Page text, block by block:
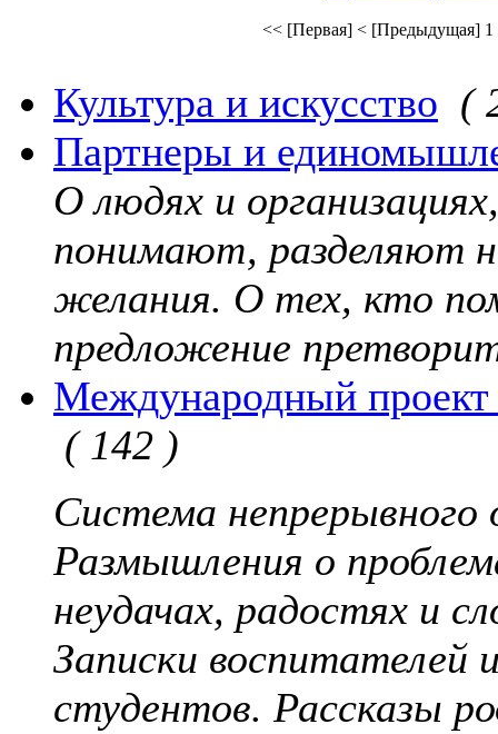
<< [Первая] < [Предыдущая] 1
Культура и искусство (
Партнеры и
О людях и
понимают, разделяют
желания. О тех, кто
предложение
Международный
( 142 )
Система непрерывного
Размышления о
неудачах, радостях и
Записки воспитателей
студентов. Рассказы